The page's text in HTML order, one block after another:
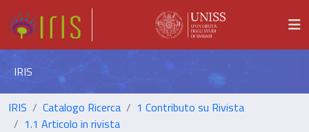
IRIS
IRIS Catalogo Ricerca
1 Contributo su Rivista
1.1 Articolo in rivista